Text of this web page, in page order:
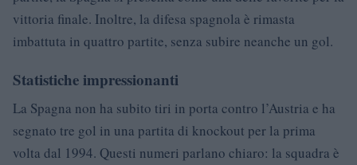
vittoria finale. Inoltre, la difesa spagnola è rimasta
imbattuta in quattro partite, senza subire neanche un gol.
Statistiche impressionanti
La Spagna non ha subito tiri in porta contro l’Austria e ha
segnato tre gol in una partita di knockout per la prima
volta dal 1994. Questi numeri parlano chiaro: la squadra è